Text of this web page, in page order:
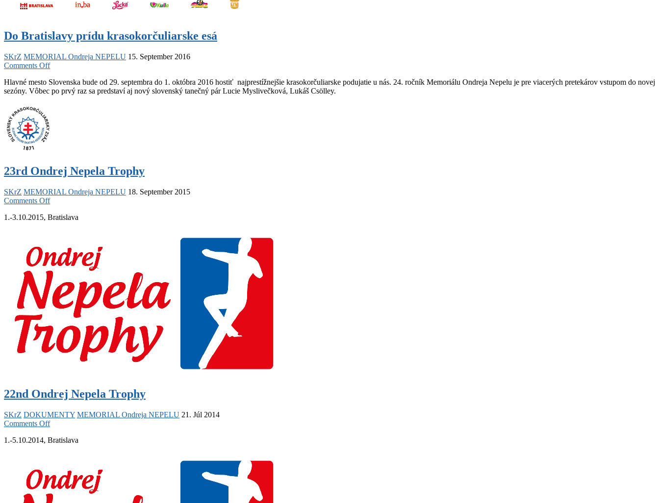
Do Bratislavy prídu krasokorčuliarske esá
SKrZ MEMORIAL Ondreja NEPELU 15. September 2016
Comments Offon
Bratislavy
prídu
Hlavné mesto Slovenska bude od 29. septembra do 1. októbra 2016 hostiť najprestížnejšie krasokorčuliarske podujatie u nás. 24. ročník Memoriálu Ondreja Nepelu je pre viacerých pretekárov vstupom do novej
sezóny. Vôbec po prvý raz sa predstaví aj nový slovenský tanečný pár Lucie Myslivečková, Lukáš Csölley.
23rd Ondrej Nepela Trophy
SKrZ MEMORIAL Ondreja NEPELU 18. September 2015
Comments Offon
Ondrej
1.-3.10.2015, Bratislava
22nd Ondrej Nepela Trophy
SKrZ DOKUMENTY MEMORIAL Ondreja NEPELU 21. Júl 2014
Comments Offon
Ondrej
1.-5.10.2014, Bratislava